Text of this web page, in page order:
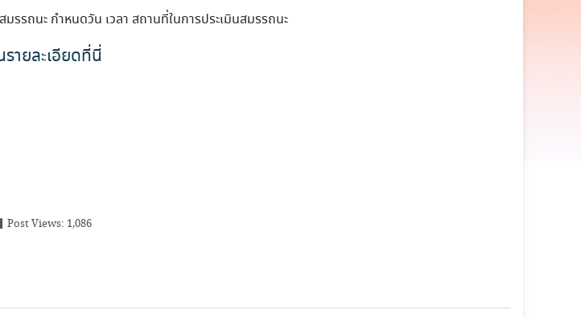
รรถนะ กำหนดวัน เวลา สถานที่ในการประเมินสมรรถนะ
รายละเอียดที่นี่
Post Views: 1,086